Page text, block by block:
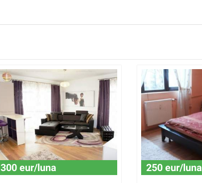
300 eur/luna 250 eur/luna